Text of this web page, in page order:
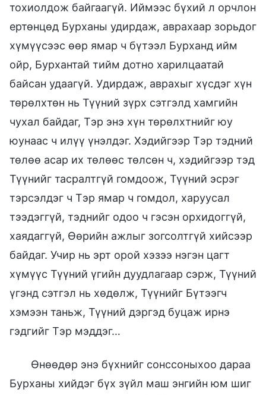
тохиолдож байгаагүй. Иймээс бүхий л орчлон
ертөнцөд Бурханы удирдаж, аврахаар зорьдог
хүмүүсээс өөр ямар ч бүтээл Бурханд ийм
ойр, Бурхантай тийм дотно харилцаатай
байсан удаагүй. Удирдаж, аврахыг хүсдэг хүн
төрөлхтөн нь Түүний зүрх сэтгэлд хамгийн
чухал байдаг, Тэр энэ хүн төрөлхтнийг юу
юунаас ч илүү үнэлдэг. Хэдийгээр Тэр тэдний
төлөө асар их төлөөс төлсөн ч, хэдийгээр тэд
Түүнийг тасралтгүй гомдоож, Түүний эсрэг
тэрсэлдэг ч Тэр ямар ч гомдол, харуусал
тээдэггүй, тэднийг одоо ч гэсэн орхидоггүй,
хаядаггүй, Өөрийн ажлыг зогсолтгүй хийсээр
байдаг. Учир нь эрт орой хэзээ нэгэн цагт
хүмүүс Түүний үгийн дуудлагаар сэрж, Түүний
үгэнд сэтгэл нь хөдөлж, Түүнийг Бүтээгч
хэмээн таньж, Түүний дэргэд буцаж ирнэ
гэдгийг Тэр мэддэг…
Өнөөдөр энэ бүхнийг сонссоныхоо дараа
Бурханы хийдэг бүх зүйл маш энгийн юм шиг